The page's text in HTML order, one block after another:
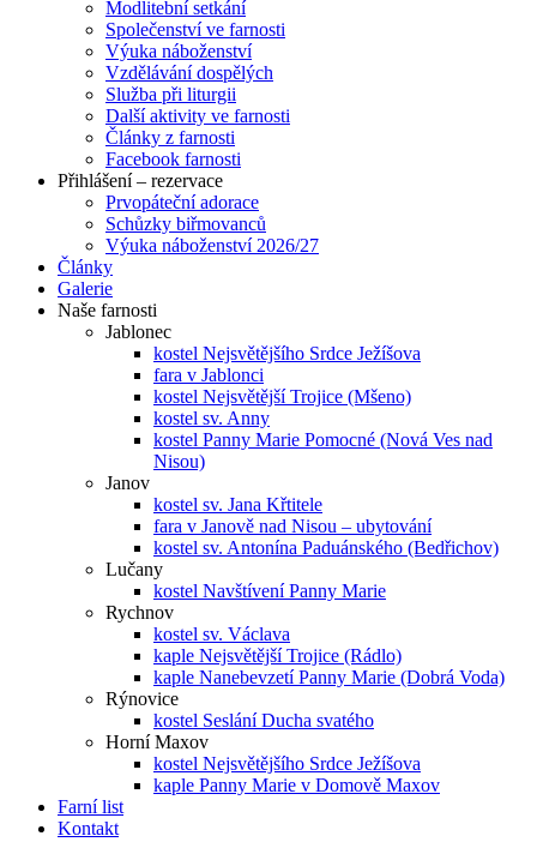
Modlitební setkání
Společenství ve farnosti
Výuka náboženství
Vzdělávání dospělých
Služba při liturgii
Další aktivity ve farnosti
Články z farnosti
Facebook farnosti
Přihlášení – rezervace
Prvopáteční adorace
Schůzky biřmovanců
Výuka náboženství 2026/27
Články
Galerie
Naše farnosti
Jablonec
kostel Nejsvětějšího Srdce Ježíšova
fara v Jablonci
kostel Nejsvětější Trojice (Mšeno)
kostel sv. Anny
kostel Panny Marie Pomocné (Nová Ves nad
Nisou)
Janov
kostel sv. Jana Křtitele
fara v Janově nad Nisou – ubytování
kostel sv. Antonína Paduánského (Bedřichov)
Lučany
kostel Navštívení Panny Marie
Rychnov
kostel sv. Václava
kaple Nejsvětější Trojice (Rádlo)
kaple Nanebevzetí Panny Marie (Dobrá Voda)
Rýnovice
kostel Seslání Ducha svatého
Horní Maxov
kostel Nejsvětějšího Srdce Ježíšova
kaple Panny Marie v Domově Maxov
Farní list
Kontakt